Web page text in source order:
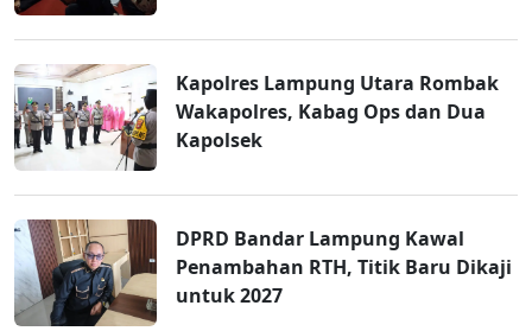
Kapolres Lampung Utara Rombak
Wakapolres, Kabag Ops dan Dua
Kapolsek
DPRD Bandar Lampung Kawal
Penambahan RTH, Titik Baru Dikaji
untuk 2027